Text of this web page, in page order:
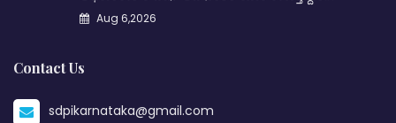
Aug 6,2026
Contact Us
sdpikarnataka@gmail.com